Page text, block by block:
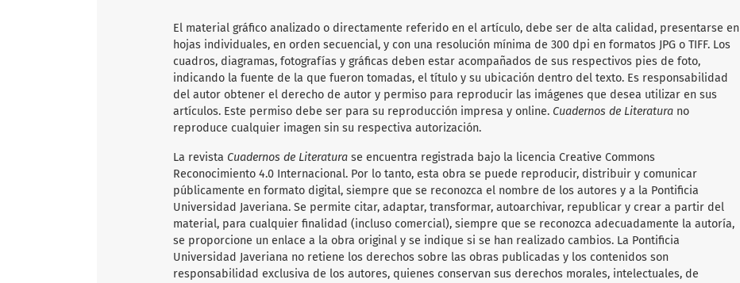
El material gráfico analizado o directamente referido en el artículo, debe ser de alta calidad, presentarse en
hojas individuales, en orden secuencial, y con una resolución mínima de 300 dpi en formatos JPG o TIFF. Los
cuadros, diagramas, fotografías y gráficas deben estar acompañados de sus respectivos pies de foto,
indicando la fuente de la que fueron tomadas, el título y su ubicación dentro del texto. Es responsabilidad
del autor obtener el derecho de autor y permiso para reproducir las imágenes que desea utilizar en sus
artículos. Este permiso debe ser para su reproducción impresa y online. Cuadernos de Literatura no
reproduce cualquier imagen sin su respectiva autorización.
La revista Cuadernos de Literatura se encuentra registrada bajo la licencia Creative Commons
Reconocimiento 4.0 Internacional. Por lo tanto, esta obra se puede reproducir, distribuir y comunicar
públicamente en formato digital, siempre que se reconozca el nombre de los autores y a la Pontificia
Universidad Javeriana. Se permite citar, adaptar, transformar, autoarchivar, republicar y crear a partir del
material, para cualquier finalidad (incluso comercial), siempre que se reconozca adecuadamente la autoría,
se proporcione un enlace a la obra original y se indique si se han realizado cambios. La Pontificia
Universidad Javeriana no retiene los derechos sobre las obras publicadas y los contenidos son
responsabilidad exclusiva de los autores, quienes conservan sus derechos morales, intelectuales, de